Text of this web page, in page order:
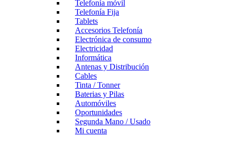
Telefonía móvil
Telefonía Fija
Tablets
Accesorios Telefonía
Electrónica de consumo
Electricidad
Informática
Antenas y Distribución
Cables
Tinta / Tonner
Baterias y Pilas
Automóviles
Oportunidades
Segunda Mano / Usado
Mi cuenta